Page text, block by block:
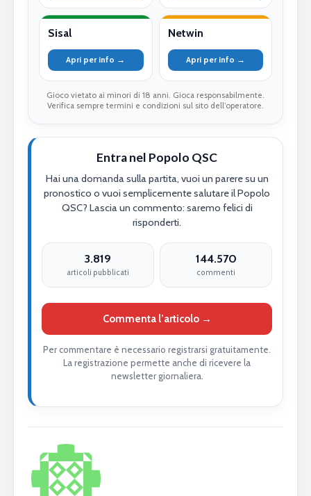
Sisal
Apri per info →
Netwin
Apri per info →
Gioco vietato ai minori di 18 anni. Gioca responsabilmente.
Verifica sempre termini e condizioni sul sito dell’operatore.
Entra nel Popolo QSC
Hai una domanda sulla partita, vuoi un parere su un
pronostico o vuoi semplicemente salutare il Popolo
QSC? Lascia un commento: saremo felici di
risponderti.
3.819
articoli pubblicati
144.570
commenti
Commenta l’articolo →
Per commentare è necessario registrarsi gratuitamente.
La registrazione permette anche di ricevere la
newsletter giornaliera.